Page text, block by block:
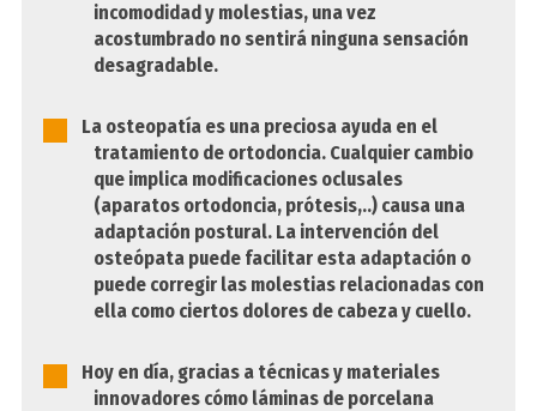
incomodidad y molestias, una vez
acostumbrado no sentirá ninguna sensación
desagradable.
La osteopatía es una preciosa ayuda en el
tratamiento de ortodoncia. Cualquier cambio
que implica modificaciones oclusales
(aparatos ortodoncia, prótesis,..) causa una
adaptación postural. La intervención del
osteópata puede facilitar esta adaptación o
puede corregir las molestias relacionadas con
ella como ciertos dolores de cabeza y cuello.
Hoy en día, gracias a técnicas y materiales
innovadores cómo láminas de porcelana